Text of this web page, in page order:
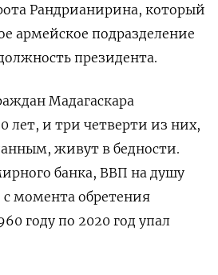
Рандрианирина, который
армейское подразделение
президента.
Мадагаскара
лет, и три четверти из них,
живут в бедности.
банка, ВВП на душу
с момента обретения
году по 2020 год упал